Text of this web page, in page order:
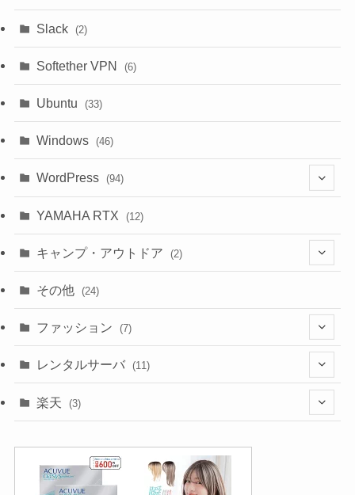
(3)
Slack (2)
Softether VPN (6)
Ubuntu (33)
Windows (46)
WordPress (94)
(10)
YAMAHA RTX (12)
キャンプ・アウトドア (2)
(1)
(1)
その他 (24)
ファッション (7)
(3)
レンタルサーバ (11)
(6)
(5)
楽天 (3)
(2)